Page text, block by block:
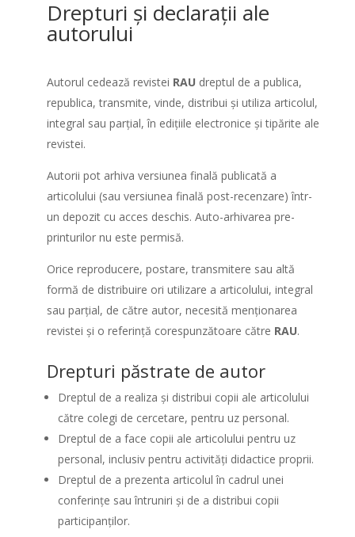
Drepturi și declarații ale
autorului
Autorul cedează revistei RAU dreptul de a publica,
republica, transmite, vinde, distribui și utiliza articolul,
integral sau parțial, în edițiile electronice și tipărite ale
revistei.
Autorii pot arhiva versiunea finală publicată a
articolului (sau versiunea finală post-recenzare) într-
un depozit cu acces deschis. Auto-arhivarea pre-
printurilor nu este permisă.
Orice reproducere, postare, transmitere sau altă
formă de distribuire ori utilizare a articolului, integral
sau parțial, de către autor, necesită menționarea
revistei și o referință corespunzătoare către RAU.
Drepturi păstrate de autor
Dreptul de a realiza și distribui copii ale articolului
către colegi de cercetare, pentru uz personal.
Dreptul de a face copii ale articolului pentru uz
personal, inclusiv pentru activități didactice proprii.
Dreptul de a prezenta articolul în cadrul unei
conferințe sau întruniri și de a distribui copii
participanților.